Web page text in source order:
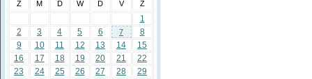
Z M D W D V Z
1
2
3 4 5 6 7
8
9
10 11 12 13 14
15
16
17 18 19 20 21
22
23
24 25 26 27 28
29